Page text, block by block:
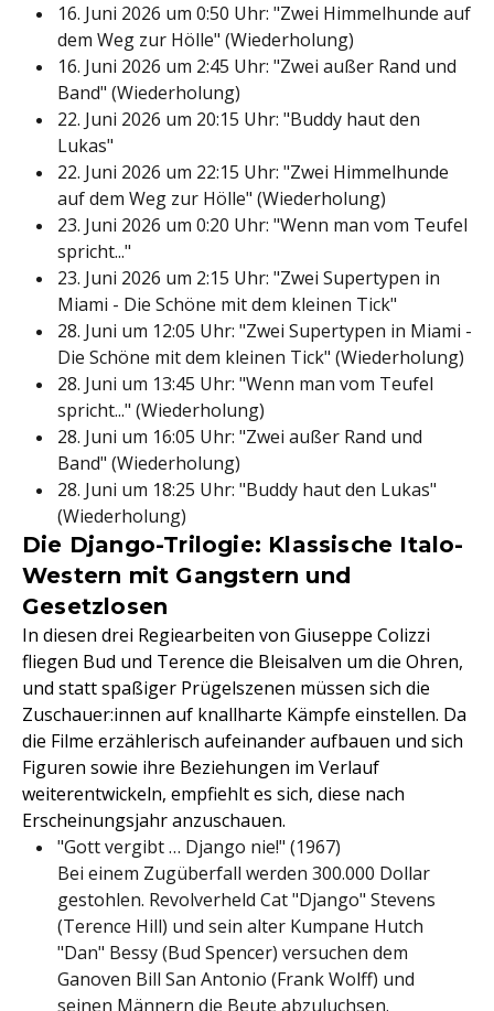
16. Juni 2026 um 0:50 Uhr: "Zwei Himmelhunde auf
dem Weg zur Hölle" (Wiederholung)
16. Juni 2026 um 2:45 Uhr: "Zwei außer Rand und
Band" (Wiederholung)
22. Juni 2026 um 20:15 Uhr: "Buddy haut den
Lukas"
22. Juni 2026 um 22:15 Uhr: "Zwei Himmelhunde
auf dem Weg zur Hölle" (Wiederholung)
23. Juni 2026 um 0:20 Uhr: "Wenn man vom Teufel
spricht..."
23. Juni 2026 um 2:15 Uhr: "Zwei Supertypen in
Miami - Die Schöne mit dem kleinen Tick"
28. Juni um 12:05 Uhr: "Zwei Supertypen in Miami -
Die Schöne mit dem kleinen Tick" (Wiederholung)
28. Juni um 13:45 Uhr: "Wenn man vom Teufel
spricht..." (Wiederholung)
28. Juni um 16:05 Uhr: "Zwei außer Rand und
Band" (Wiederholung)
28. Juni um 18:25 Uhr: "Buddy haut den Lukas"
(Wiederholung)
Die Django-Trilogie: Klassische Italo-
Western mit Gangstern und
Gesetzlosen
In diesen drei Regiearbeiten von Giuseppe Colizzi
fliegen Bud und Terence die Bleisalven um die Ohren,
und statt spaßiger Prügelszenen müssen sich die
Zuschauer:innen auf knallharte Kämpfe einstellen. Da
die Filme erzählerisch aufeinander aufbauen und sich
Figuren sowie ihre Beziehungen im Verlauf
weiterentwickeln, empfiehlt es sich, diese nach
Erscheinungsjahr anzuschauen.
"Gott vergibt … Django nie!" (1967)
Bei einem Zugüberfall werden 300.000 Dollar
gestohlen. Revolverheld Cat "Django" Stevens
(Terence Hill) und sein alter Kumpane Hutch
"Dan" Bessy (Bud Spencer) versuchen dem
Ganoven Bill San Antonio (Frank Wolff) und
seinen Männern die Beute abzuluchsen.